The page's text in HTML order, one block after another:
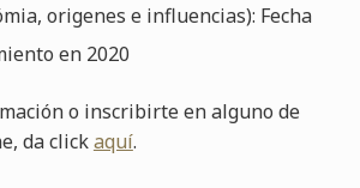
origenes e influencias): Fecha
en 2020
o inscribirte en alguno de
da clickaquí.